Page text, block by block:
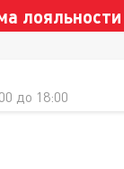
до 18:00